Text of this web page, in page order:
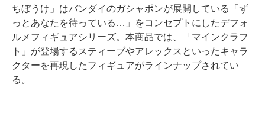
ちぼうけ」はバンダイのガシャポンが展開している「ず
っとあなたを待っている…」をコンセプトにしたデフォ
ルメフィギュアシリーズ。本商品では、「マインクラフ
ト」が登場するスティーブやアレックスといったキャラ
クターを再現したフィギュアがラインナップされてい
る。